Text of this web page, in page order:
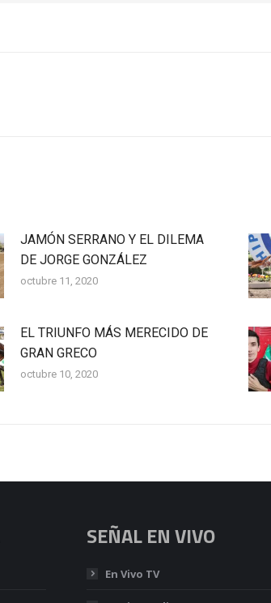
JAMÓN SERRANO Y EL DILEMA
DE JORGE GONZÁLEZ
octubre 11, 2020
EL TRIUNFO MÁS MERECIDO DE
GRAN GRECO
octubre 10, 2020
SEÑAL EN VIVO
En Vivo TV